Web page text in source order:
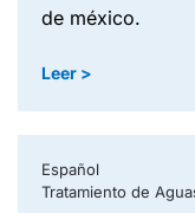
de méxico.
Leer >
Español
Tratamiento de